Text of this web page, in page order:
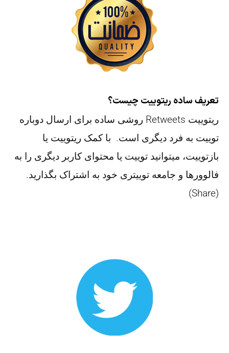
تعریف ساده ریتوییت چیست؟
ریتوییت Retweets روشی ساده برای ارسال دوباره
توییت به فرد دیگری است. با کمک ریتوییت یا
بازتوییت، میتوانید توییت یا محتوای کاربر دیگری را به
فالوورها و جامعه توییتری خود به اشتراک بگذارید.
(Share)